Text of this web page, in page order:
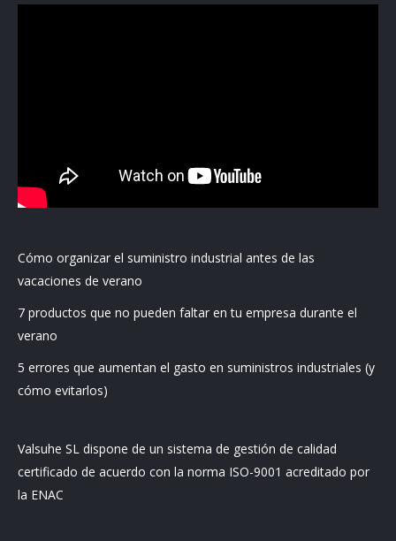
Cómo organizar el suministro industrial antes de las
vacaciones de verano
7 productos que no pueden faltar en tu empresa durante el
verano
5 errores que aumentan el gasto en suministros industriales (y
cómo evitarlos)
Valsuhe SL dispone de un sistema de gestión de calidad
certificado de acuerdo con la norma ISO-9001 acreditado por
la ENAC